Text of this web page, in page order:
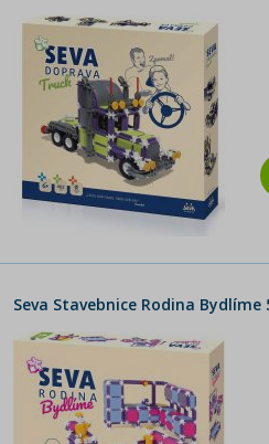
Seva Stavebnice Rodina Bydlíme